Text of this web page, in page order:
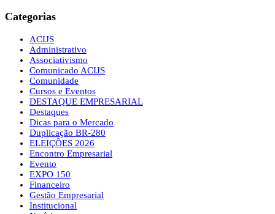
Categorias
ACIJS
Administrativo
Associativismo
Comunicado ACIJS
Comunidade
Cursos e Eventos
DESTAQUE EMPRESARIAL
Destaques
Dicas para o Mercado
Duplicação BR-280
ELEIÇÕES 2026
Encontro Empresarial
Evento
EXPO 150
Financeiro
Gestão Empresarial
Institucional